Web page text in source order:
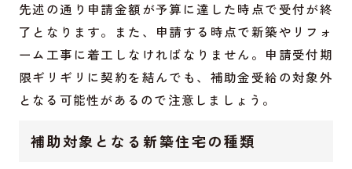
先述の通り申請金額が予算に達した時点で受付が終
了となります。また、申請する時点で新築やリフォ
ーム工事に着工しなければなりません。申請受付期
限ギリギリに契約を結んでも、補助金受給の対象外
となる可能性があるので注意しましょう。
補助対象となる新築住宅の種類